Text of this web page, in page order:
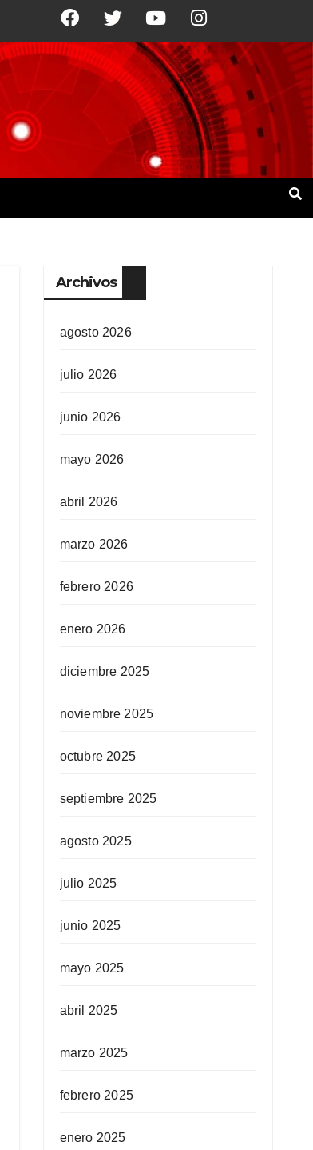
+21°C 11 Ago
Archivos
agosto 2026
julio 2026
junio 2026
mayo 2026
abril 2026
marzo 2026
febrero 2026
enero 2026
diciembre 2025
noviembre 2025
octubre 2025
septiembre 2025
agosto 2025
julio 2025
junio 2025
mayo 2025
abril 2025
marzo 2025
febrero 2025
enero 2025